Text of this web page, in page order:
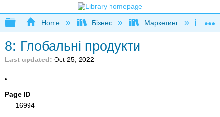
Expand/collapse global hierarchy
Home Бізнес Маркетинг
8: Глобальні продукти
Last updated Oct 25, 2022
Page ID
16994